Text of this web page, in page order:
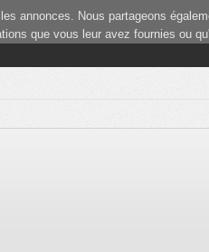
annonces. Nous partageons
que vous leur avez fournies ou